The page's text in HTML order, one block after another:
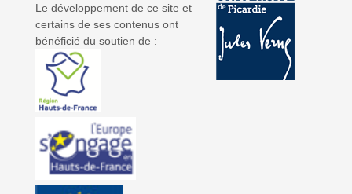
Le développement de ce site et
certains de ses contenus ont
bénéficié du soutien de :